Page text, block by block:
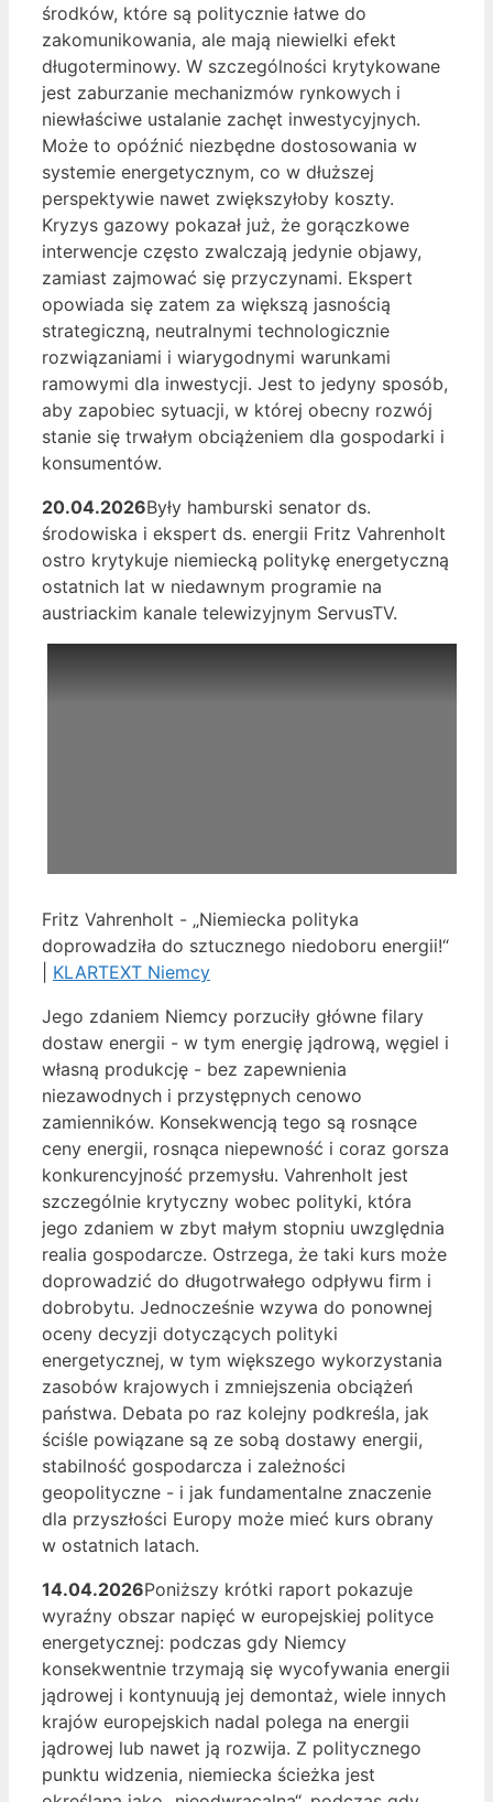
środków, które są politycznie łatwe do
zakomunikowania, ale mają niewielki efekt
długoterminowy. W szczególności krytykowane
jest zaburzanie mechanizmów rynkowych i
niewłaściwe ustalanie zachęt inwestycyjnych.
Może to opóźnić niezbędne dostosowania w
systemie energetycznym, co w dłuższej
perspektywie nawet zwiększyłoby koszty.
Kryzys gazowy pokazał już, że gorączkowe
interwencje często zwalczają jedynie objawy,
zamiast zajmować się przyczynami. Ekspert
opowiada się zatem za większą jasnością
strategiczną, neutralnymi technologicznie
rozwiązaniami i wiarygodnymi warunkami
ramowymi dla inwestycji. Jest to jedyny sposób,
aby zapobiec sytuacji, w której obecny rozwój
stanie się trwałym obciążeniem dla gospodarki i
konsumentów.
20.04.2026Były hamburski senator ds.
środowiska i ekspert ds. energii Fritz Vahrenholt
ostro krytykuje niemiecką politykę energetyczną
ostatnich lat w niedawnym programie na
austriackim kanale telewizyjnym ServusTV.
Fritz Vahrenholt - „Niemiecka polityka
doprowadziła do sztucznego niedoboru energii!“
KLARTEXT Niemcy
Jego zdaniem Niemcy porzuciły główne filary
dostaw energii - w tym energię jądrową, węgiel i
własną produkcję - bez zapewnienia
niezawodnych i przystępnych cenowo
zamienników. Konsekwencją tego są rosnące
ceny energii, rosnąca niepewność i coraz gorsza
konkurencyjność przemysłu. Vahrenholt jest
szczególnie krytyczny wobec polityki, która
jego zdaniem w zbyt małym stopniu uwzględnia
realia gospodarcze. Ostrzega, że taki kurs może
doprowadzić do długotrwałego odpływu firm i
dobrobytu. Jednocześnie wzywa do ponownej
oceny decyzji dotyczących polityki
energetycznej, w tym większego wykorzystania
zasobów krajowych i zmniejszenia obciążeń
państwa. Debata po raz kolejny podkreśla, jak
ściśle powiązane są ze sobą dostawy energii,
stabilność gospodarcza i zależności
geopolityczne - i jak fundamentalne znaczenie
dla przyszłości Europy może mieć kurs obrany
w ostatnich latach.
14.04.2026Poniższy krótki raport pokazuje
wyraźny obszar napięć w europejskiej polityce
energetycznej: podczas gdy Niemcy
konsekwentnie trzymają się wycofywania energii
jądrowej i kontynuują jej demontaż, wiele innych
krajów europejskich nadal polega na energii
jądrowej lub nawet ją rozwija. Z politycznego
punktu widzenia, niemiecka ścieżka jest